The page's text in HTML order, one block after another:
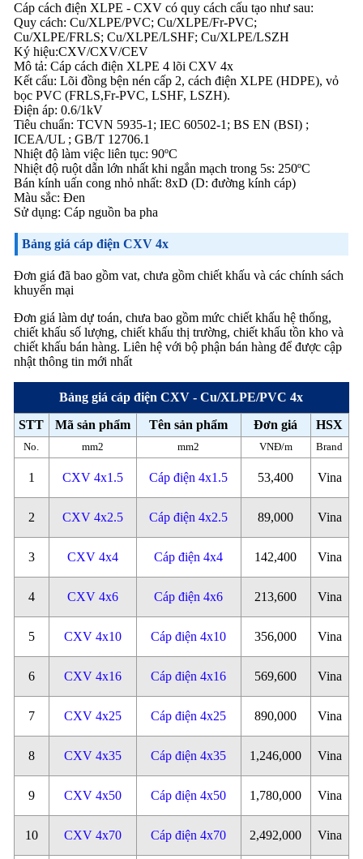
Cáp cách điện XLPE - CXV có quy cách cấu tạo như sau:
Quy cách: Cu/XLPE/PVC; Cu/XLPE/Fr-PVC;
Cu/XLPE/FRLS; Cu/XLPE/LSHF; Cu/XLPE/LSZH
Ký hiệu:CXV/CXV/CEV
Mô tả: Cáp cách điện XLPE 4 lõi CXV 4x
Kết cấu: Lõi đồng bện nén cấp 2, cách điện XLPE (HDPE), vỏ
bọc PVC (FRLS,Fr-PVC, LSHF, LSZH).
Điện áp: 0.6/1kV
Tiêu chuẩn: TCVN 5935-1; IEC 60502-1; BS EN (BSI) ;
ICEA/UL ; GB/T 12706.1
Nhiệt độ làm việc liên tục: 90ºC
Nhiệt độ ruột dẫn lớn nhất khi ngắn mạch trong 5s: 250ºC
Bán kính uấn cong nhỏ nhất: 8xD (D: đường kính cáp)
Màu sắc: Đen
Sử dụng: Cáp nguồn ba pha
Bảng giá cáp điện CXV 4x
Đơn giá đã bao gồm vat, chưa gồm chiết khấu và các chính sách
khuyến mại
Đơn giá làm dự toán, chưa bao gồm mức chiết khấu hệ thống,
chiết khấu số lượng, chiết khấu thị trường, chiết khấu tồn kho và
chiết khấu bán hàng. Liên hệ với bộ phận bán hàng để được cập
nhật thông tin mới nhất
Bảng giá cáp điện CXV - Cu/XLPE/PVC 4x
STT
Mã sản phẩm Tên sản phẩm Đơn giá HSX
No. mm2 mm2 VNĐ/m Brand
1 CXV 4x1.5 Cáp điện 4x1.5 53,400 Vina
2 CXV 4x2.5 Cáp điện 4x2.5 89,000 Vina
3 CXV 4x4 Cáp điện 4x4 142,400 Vina
4 CXV 4x6 Cáp điện 4x6 213,600 Vina
5 CXV 4x10 Cáp điện 4x10 356,000 Vina
6 CXV 4x16 Cáp điện 4x16 569,600 Vina
7 CXV 4x25 Cáp điện 4x25 890,000 Vina
8 CXV 4x35 Cáp điện 4x35 1,246,000 Vina
9 CXV 4x50 Cáp điện 4x50 1,780,000 Vina
10 CXV 4x70 Cáp điện 4x70 2,492,000 Vina